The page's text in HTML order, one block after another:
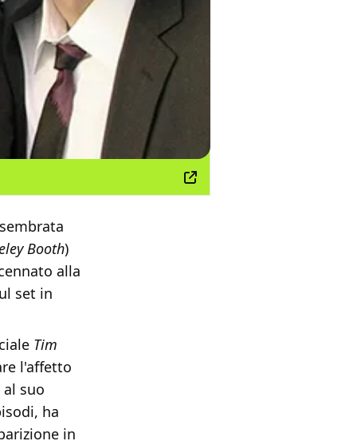
Booth)
alla
set in
Tim
l'affetto
suo
ha
in